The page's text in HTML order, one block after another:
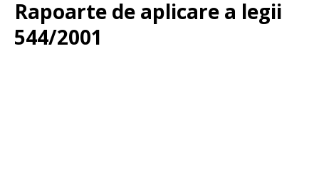
Rapoarte de aplicare a legii
544/2001